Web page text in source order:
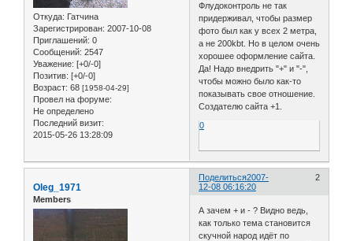
Откуда: Гатчина
Зарегистрирован: 2007-10-08
Приглашений: 0
Сообщений: 2547
Уважение: [+0/-0]
Позитив: [+0/-0]
Возраст: 68 [1958-04-29]
Провел на форуме:
Не определено
Последний визит:
2015-05-26 13:28:09
Флудоконтроль не так
придерживал, чтобы размер
фото был как у всех 2 метра,
а не 200kbt. Но в целом очень
хорошее оформление сайта.
Да! Надо внедрить "+" и "-",
чтобы можно было как-то
показывать свое отношение.
Создателю сайта +1.
0
Поделиться 2
2007-
12-08 06:16:20
Oleg_1971
Members
А зачем + и - ? Видно ведь,
как только тема становится
скучной народ идёт по